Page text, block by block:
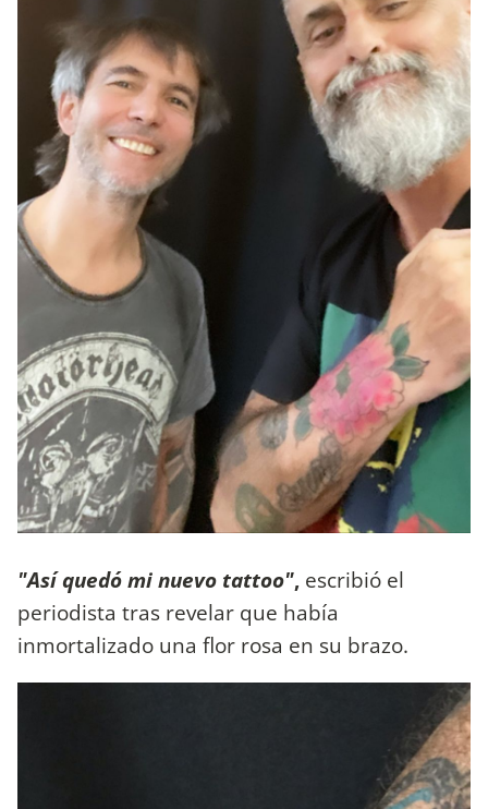
"Así quedó mi nuevo tattoo", escribió el
periodista tras revelar que había
inmortalizado una flor rosa en su brazo.